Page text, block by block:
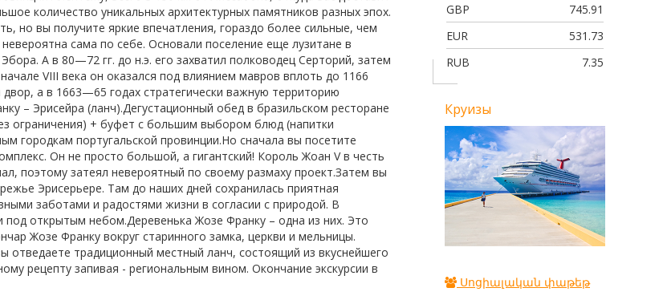
ПОРТУГАЛИЯ: ДВЕ СТОЛИЦЫ
ПЕКИН! НАСЛЕДИЕ ПОДНЕБЕСНОЙ
количество уникальных архитектурных памятников разных эпох.
но вы получите яркие впечатления, гораздо более сильные, чем
сама по себе. Основали поселение еще лузитане в
А в 80—72 гг. до н.э. его захватил полководец Серторий, затем
VIII века он оказался под влиянием мавров вплоть до 1166
а в 1663—65 годах стратегически важную территорию
– Эрисейра (ланч).Дегустационный обед в бразильском ресторане
ограничения) + буфет с большим выбором блюд (напитки
городкам португальской провинции.Но сначала вы посетите
Он не просто большой, а гигантский! Король Жоан V в честь
поэтому затеял невероятный по своему размаху проект.Затем вы
Эрисерьере. Там до наших дней сохранилась приятная
заботами и радостями жизни в согласии с природой. В
открытым небом.Деревенька Жозе Франку – одна из них. Это
Жозе Франку вокруг старинного замка, церкви и мельницы.
отведаете традиционный местный ланч, состоящий из вкуснейшего
рецепту запивая - региональным вином. Окончание экскурсии в
GBP
745.91
EUR
531.73
RUB
7.35
Круизы
Սոցիալական փաթեթ